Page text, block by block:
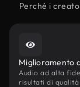
Perché i
Miglioramento
Audio ad alta
risultati di